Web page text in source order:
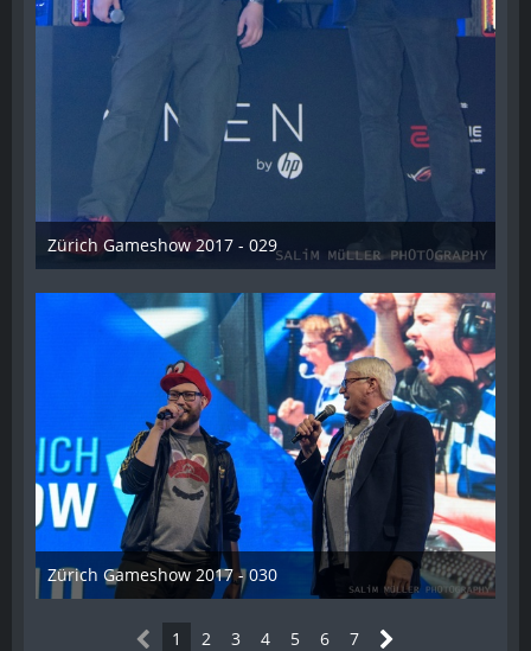
Zürich Gameshow 2017 - 029
28. Oktober 2017
Zürich Gameshow 2017 - 030
28. Oktober 2017
1 2 3 4 5 6 7